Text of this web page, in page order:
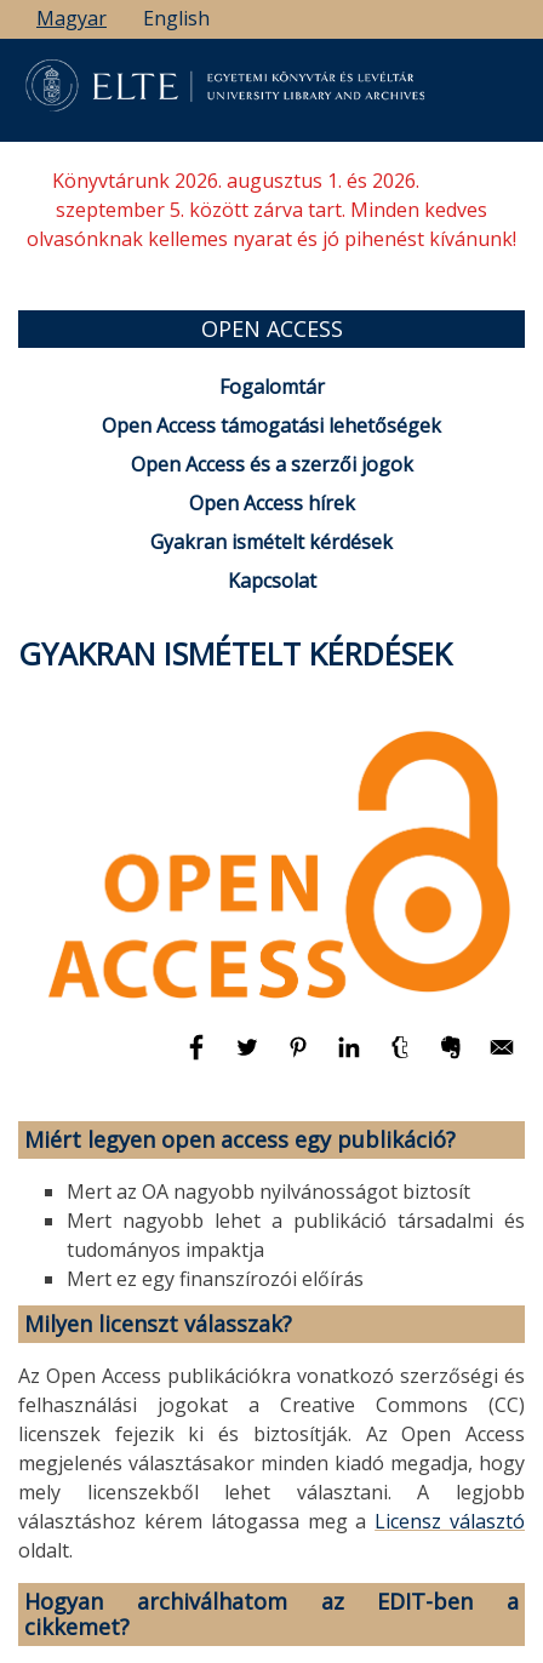
Ugrás
a
tartalomra
Magyar English
Könyvtárunk 2026. augusztus 1. és 2026.
szeptember 5. között zárva tart. Minden kedves
olvasónknak kellemes nyarat és jó pihenést kívánunk!
OPEN ACCESS
Fogalomtár
Open Access támogatási lehetőségek
Open Access és a szerzői jogok
Open Access hírek
Gyakran ismételt kérdések
Kapcsolat
GYAKRAN ISMÉTELT KÉRDÉSEK
Miért legyen open access egy publikáció?
Mert az OA nagyobb nyilvánosságot biztosít
Mert nagyobb lehet a publikáció társadalmi és
tudományos impaktja
Mert ez egy finanszírozói előírás
Milyen licenszt válasszak?
Az Open Access publikációkra vonatkozó szerzőségi és
felhasználási jogokat a Creative Commons (CC)
licenszek fejezik ki és biztosítják. Az Open Access
megjelenés választásakor minden kiadó megadja, hogy
mely licenszekből lehet választani. A legjobb
választáshoz kérem látogassa meg a Licensz választó
oldalt.
Hogyan archiválhatom az EDIT-ben a
cikkemet?